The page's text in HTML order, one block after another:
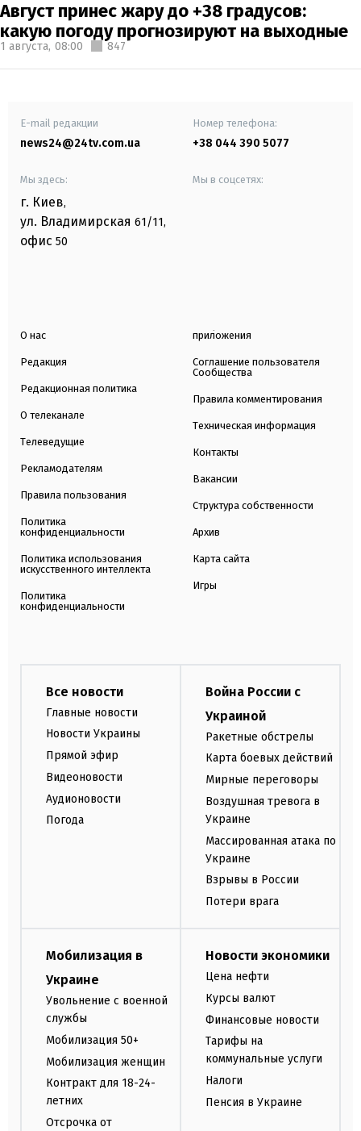
Август принес жару до +38 градусов:
какую погоду прогнозируют на выходные
1 августа, 08:00 847
E-mail редакции
news24@24tv.com.ua
Номер телефона:
+38 044 390 5077
Мы здесь:
г. Киев,
ул. Владимирская 61/11,
офис 50
Мы в соцсетях:
О нас
Редакция
Редакционная политика
О телеканале
Телеведущие
Рекламодателям
Правила пользования
Политика
конфиденциальности
Политика использования
искусственного интеллекта
Политика
конфиденциальности
приложения
Соглашение пользователя
Сообщества
Правила комментирования
Техническая информация
Контакты
Вакансии
Структура собственности
Архив
Карта сайта
Игры
Все новости
Главные новости
Новости Украины
Прямой эфир
Видеоновости
Аудионовости
Погода
Война России с
Украиной
Ракетные обстрелы
Карта боевых действий
Мирные переговоры
Воздушная тревога в
Украине
Массированная атака по
Украине
Взрывы в России
Потери врага
Мобилизация в
Украине
Увольнение с военной
службы
Мобилизация 50+
Мобилизация женщин
Контракт для 18-24-
летних
Отсрочка от
Новости экономики
Цена нефти
Курсы валют
Финансовые новости
Тарифы на
коммунальные услуги
Налоги
Пенсия в Украине